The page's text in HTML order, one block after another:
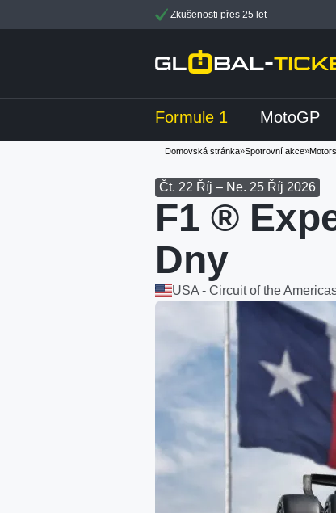
Zkušenosti přes 25 let
Formule 1 MotoGP
Domovská stránka»Spotrovní akce»
Čt. 22 Říj – Ne. 25 Říj 2026
F1 ®
Dny
USA - Circuit of the